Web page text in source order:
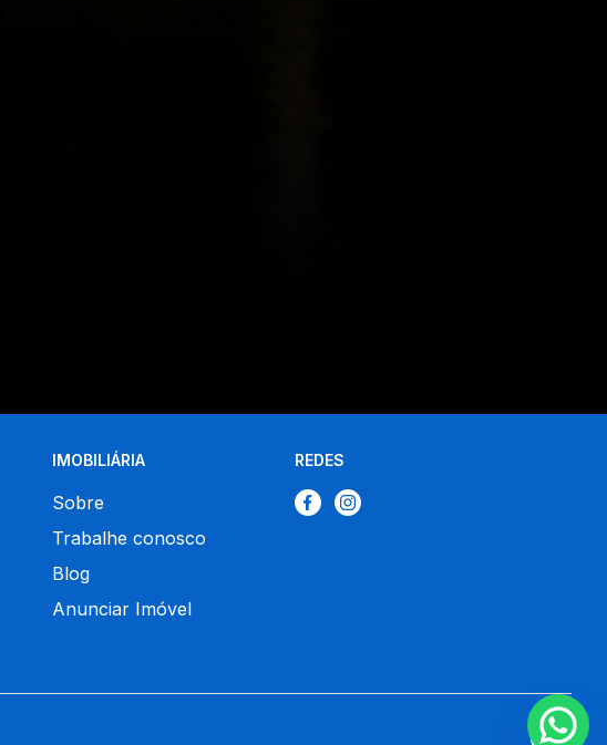
IMOBILIÁRIA
Sobre
Trabalhe conosco
Blog
Anunciar Imóvel
REDES